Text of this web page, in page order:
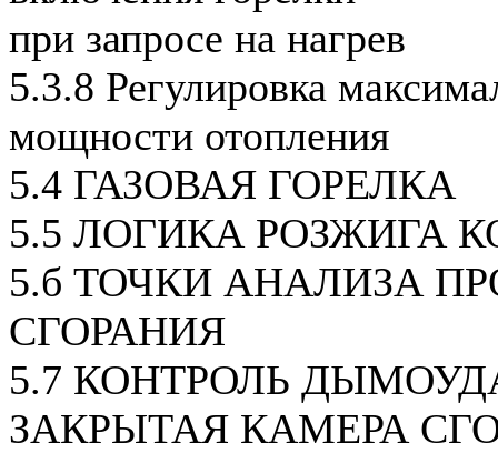
при запросе на нагрев
5.3.8 Регулировка
мощности отопления
5.4 ГАЗОВАЯ ГОРЕЛКА
5.5 ЛОГИКА РОЗЖИГА
5.б ТОЧКИ АНАЛИЗА
СГОРАНИЯ
5.7 КОНТРОЛЬ
ЗАКРЫТАЯ КАМЕРА